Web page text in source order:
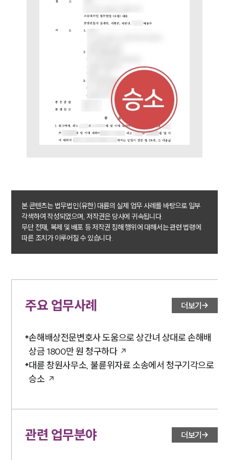
민사그룹 업무
전체
손해배상 · 민사전문변호사
소식/자료
언론보도
공지사항
세미나
대륜법률상담예약
대륜법률상담예약
본 콘텐츠는 법무법인(유한) 대륜의 실제 업무 사례를 바탕으로 일부
각색하여 작성되었으며, 저작권은 당사에 귀속됩니다.
무단 전재, 복제 및 배포 등 저작권 침해 행위에 대해서는 관련 법령에
따른 조치가 이루어질 수 있습니다.
주요 업무사례 더보기
손해배상전문변호사 도움으로 상간녀 상대로 손해배
상금 1800만 원 청구하다
대륜 창원사무소, 불륜위자료 소송에서 청구기각으로
승소
관련 업무분야 더보기